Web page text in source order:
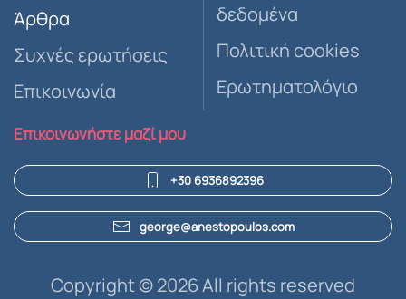
Άρθρα
Συχνές ερωτήσεις
Επικοινωνία
δεδομένα
Πολιτική cookies
Ερωτηματολόγιο
Επικοινωνήστε μαζί μου
+30 6936892396
george@anestopoulos.com
Copyright ©2026 All rights reserved